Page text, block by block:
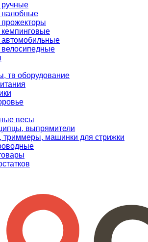
тв оборудование
весы
выпрямители
триммеры, машинки для стрижки